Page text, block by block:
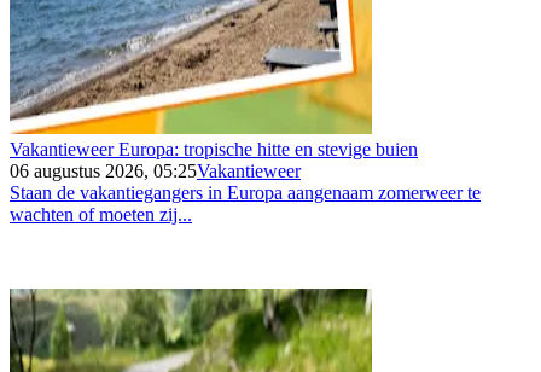
Vakantieweer Europa: tropische hitte en stevige buien
06 augustus 2026, 05:25Vakantieweer
Staan de vakantiegangers in Europa aangenaam zomerweer te
wachten of moeten zij...